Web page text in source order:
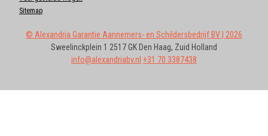
Sitemap
© Alexandria Garantie Aannemers- en Schildersbedrijf BV | 2026
Sweelinckplein 1 2517 GK Den Haag, Zuid Holland
info@alexandriabv.nl +31 70 3387438